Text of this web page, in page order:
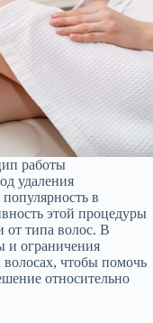
работы
удаления
в
этой процедуры
от типа волос. В
и ограничения
чтобы помочь
относительно